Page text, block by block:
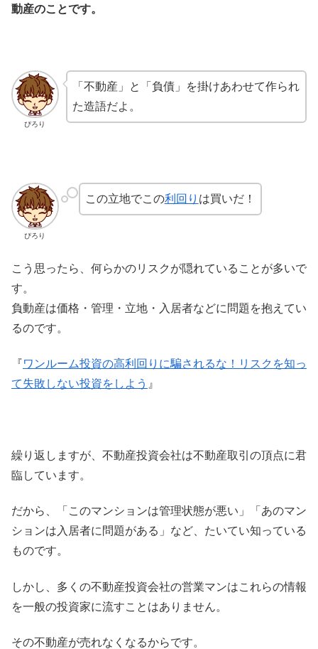
動産のことです。
ぴろり
「不動産」と「負債」を掛けあわせて作られ
た造語だよ。
ぴろり
この立地でこの利回り は買いだ！
こう思ったら、何らかのリスクが隠れていることが多いで
す。
負動産は価格・管理・立地・入居者などに問題を抱えてい
るのです。
『ワンルーム投資の高利回りに騙されるな！リスクを知っ
て失敗しない投資をしよう 』
繰り返しますが、不動産投資会社は不動産取引の頂点に君
臨しています。
だから、「このマンションは管理状態が悪い」「あのマン
ションは入居者に問題がある」など、たいてい知っている
ものです。
しかし、多くの不動産投資会社の営業マンはこれらの情報
を一般の投資家に流すことはありません。
その不動産が売れなくなるからです。